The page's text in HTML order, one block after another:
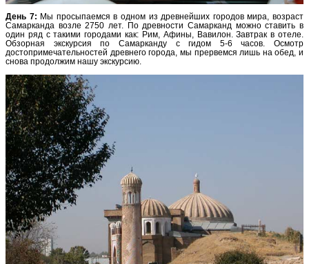
День 7: Мы просыпаемся в одном из древнейших городов мира, возраст
Самарканда возле 2750 лет. По древности Самарканд можно ставить в
один ряд с такими городами как: Рим, Афины, Вавилон. Завтрак в отеле.
Обзорная экскурсия по Самарканду с гидом 5-6 часов. Осмотр
достопримечательностей древнего города, мы прервемся лишь на обед, и
снова продолжим нашу экскурсию.